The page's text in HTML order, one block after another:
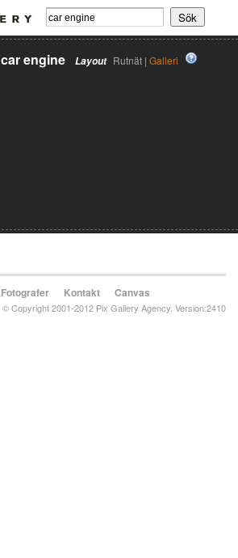
Layout Rutnät | Galleri
car engine
Fotografer Kontakt Canvas
© Copyright 2001-2012 Pix Gallery Agency. Version:2410